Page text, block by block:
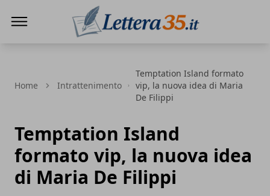
Home Intrattenimento
Temptation Island formato
vip, la nuova idea di Maria
De Filippi
Temptation Island
formato vip, la nuova idea
di Maria De Filippi